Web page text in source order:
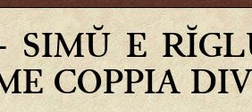
E
COPPIA